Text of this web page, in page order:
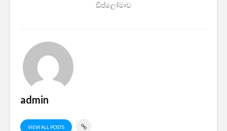
ඩිප්ලෝමාව
admin
VIEW ALL POSTS